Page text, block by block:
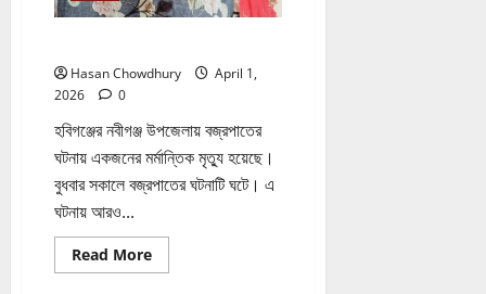
Hasan Chowdhury
April 1,
2026
0
হবিগঞ্জের নবীগঞ্জ উপজেলায় বজ্রপাতের
ঘটনায় একজনের মর্মান্তিক মৃত্যু হয়েছে।
বুধবার সকালে বজ্রপাতের ঘটনাটি ঘটে। এ
ঘটনায় আরও...
Read MoreRead
more